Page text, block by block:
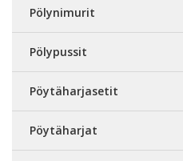
Pölynimurit
Pölypussit
Pöytäharjasetit
Pöytäharjat